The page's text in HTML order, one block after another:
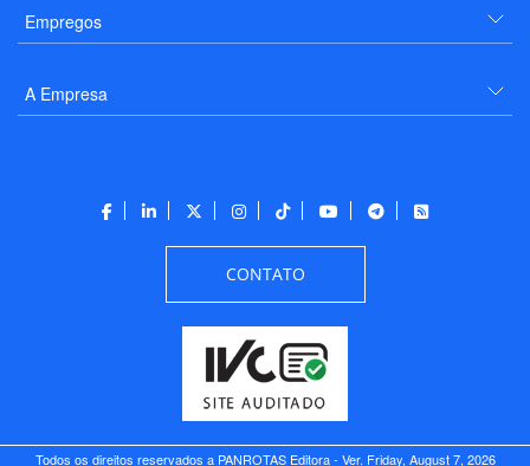
Empregos
A Empresa
CONTATO
Todos os direitos reservados a PANROTAS Editora - Ver. Friday, August 7, 2026